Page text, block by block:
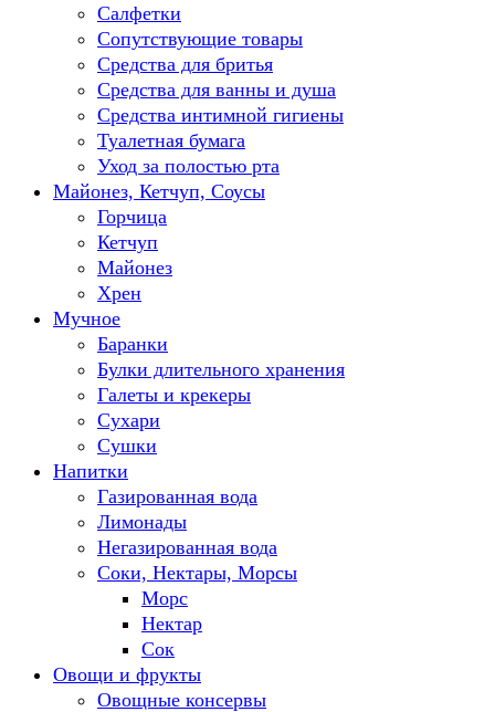
Салфетки
Сопутствующие товары
Средства для бритья
Средства для ванны и душа
Средства интимной гигиены
Туалетная бумага
Уход за полостью рта
Майонез, Кетчуп, Соусы
Горчица
Кетчуп
Майонез
Хрен
Мучное
Баранки
Булки длительного хранения
Галеты и крекеры
Сухари
Сушки
Напитки
Газированная вода
Лимонады
Негазированная вода
Соки, Нектары, Морсы
Морс
Нектар
Сок
Овощи и фрукты
Овощные консервы